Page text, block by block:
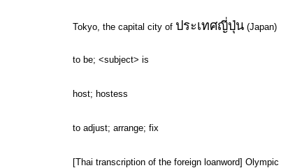
Tokyo, the capital city of ประเทศญี่ปุ่น (Japan)
to be; <subject> is
host; hostess
to adjust; arrange; fix
[Thai transcription of the foreign loanword] Olympic